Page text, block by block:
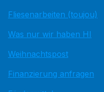
Fliesenarbeiten (toujou)
Was nur wir haben HI
Weihnachtspost
Finanzierung anfragen